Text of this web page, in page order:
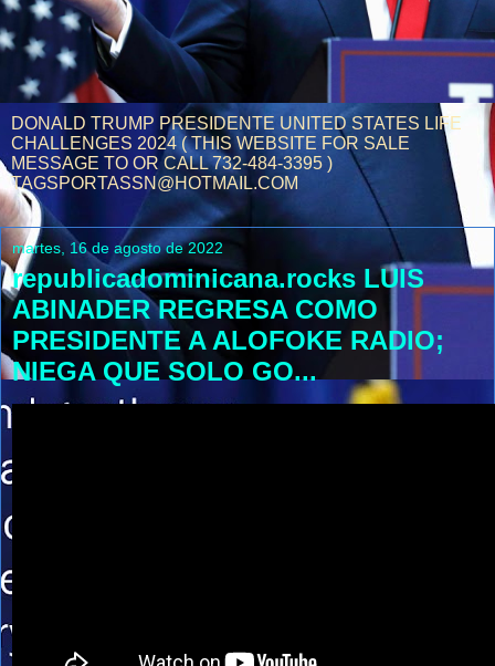
DONALD TRUMP PRESIDENTE UNITED STATES LIFE
CHALLENGES 2024 ( THIS WEBSITE FOR SALE
MESSAGE TO OR CALL 732-484-3395 )
TAGSPORTASSN@HOTMAIL.COM
martes, 16 de agosto de 2022
republicadominicana.rocks LUIS
ABINADER REGRESA COMO
PRESIDENTE A ALOFOKE RADIO;
NIEGA QUE SOLO GO...